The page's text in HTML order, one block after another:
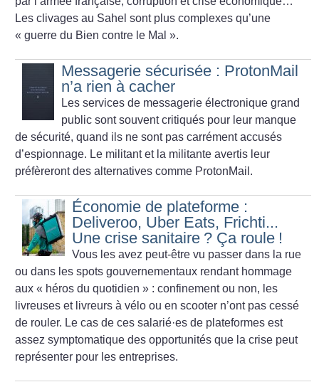
Les clivages au Sahel sont plus complexes qu’une
« guerre du Bien contre le Mal ».
Messagerie sécurisée : ProtonMail
n’a rien à cacher
Les services de messagerie électronique grand
public sont souvent critiqués pour leur manque
de sécurité, quand ils ne sont pas carrément accusés
d’espionnage. Le militant et la militante avertis leur
préfèreront des alternatives comme ProtonMail.
Économie de plateforme :
Deliveroo, Uber Eats, Frichti...
Une crise sanitaire ? Ça roule !
Vous les avez peut-être vu passer dans la rue
ou dans les spots gouvernementaux rendant hommage
aux « héros du quotidien » : confinement ou non, les
livreuses et livreurs à vélo ou en scooter n’ont pas cessé
de rouler. Le cas de ces salarié·es de plateformes est
assez symptomatique des opportunités que la crise peut
représenter pour les entreprises.